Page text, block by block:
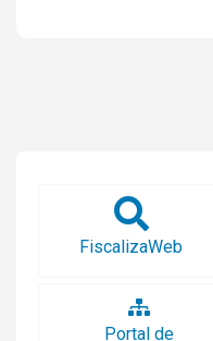
FiscalizaWeb
Portal de